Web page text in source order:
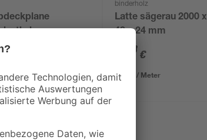
4 x 5 m
,06
€ / Pack
binderholz
Latte sägerau 2000 x
48 x 24 mm
78 €
0,89 € / Meter